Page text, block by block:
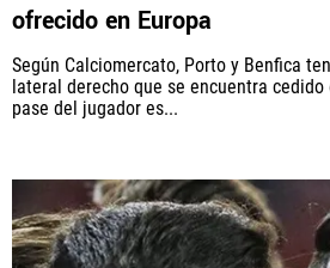
ofrecido en Europa
Según Calciomercato, Porto y Benfica
lateral derecho que se encuentra cedido
pase del jugador es...